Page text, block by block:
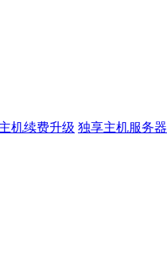
主机续费升级 独享主机服务器